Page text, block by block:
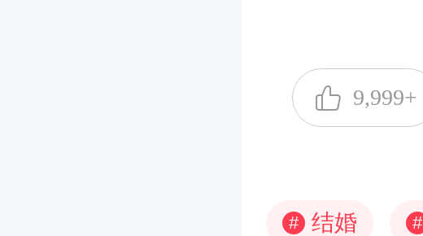
9,999+
# 结婚 #